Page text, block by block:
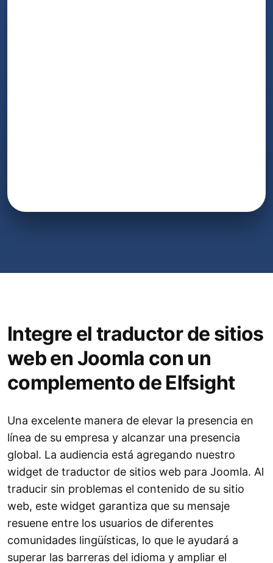
Integre el traductor de sitios
web en Joomla con un
complemento de Elfsight
Una excelente manera de elevar la presencia en
línea de su empresa y alcanzar una presencia
global. La audiencia está agregando nuestro
widget de traductor de sitios web para Joomla. Al
traducir sin problemas el contenido de su sitio
web, este widget garantiza que su mensaje
resuene entre los usuarios de diferentes
comunidades lingüísticas, lo que le ayudará a
superar las barreras del idioma y ampliar el